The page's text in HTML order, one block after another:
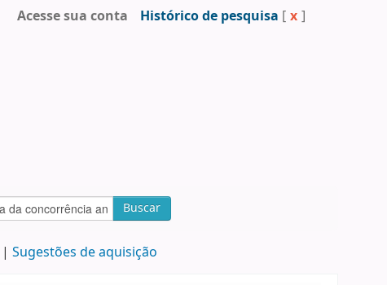
Acesse sua conta Histórico de pesquisa [ x ]
Buscar
Sugestões de aquisição